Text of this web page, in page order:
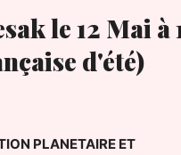
le 12 Mai à
d'été)
PLANETAIRE ET